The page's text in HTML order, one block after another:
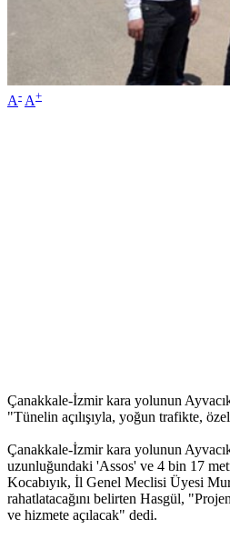
A- A+
Çanakkale-İzmir kara yolunun
"Tünelin açılışıyla, yoğun trafikte,
Çanakkale-İzmir kara yolunun
uzunluğundaki 'Assos' ve 4 bin 17
Kocabıyık, İl Genel Meclisi Üyesi
rahatlatacağını belirten Hasgül,
ve hizmete açılacak" dedi.